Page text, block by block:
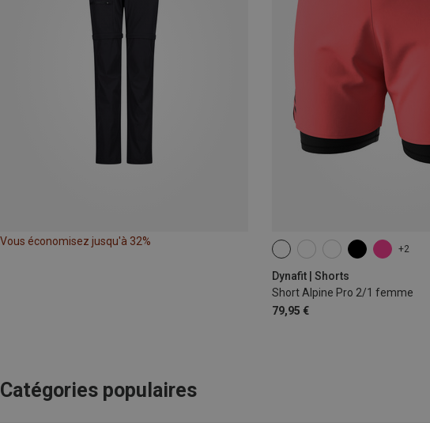
Vous économisez jusqu'à 32%
+2
Dynafit | Shorts
Short Alpine Pro 2/1 femme
79,95 €
XS S M XL
Catégories populaires